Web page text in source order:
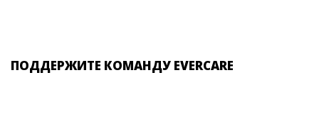
ПОДДЕРЖИТЕ КОМАНДУ EVERCARE